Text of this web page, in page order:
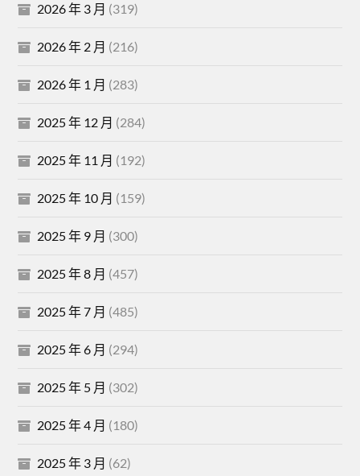
2026 年 3 月 (319)
2026 年 2 月 (216)
2026 年 1 月 (283)
2025 年 12 月 (284)
2025 年 11 月 (192)
2025 年 10 月 (159)
2025 年 9 月 (300)
2025 年 8 月 (457)
2025 年 7 月 (485)
2025 年 6 月 (294)
2025 年 5 月 (302)
2025 年 4 月 (180)
2025 年 3 月 (62)